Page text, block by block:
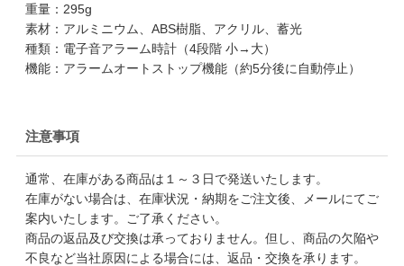
重量：295g
素材：アルミニウム、ABS樹脂、アクリル、蓄光
種類：電子音アラーム時計（4段階 小→大）
機能：アラームオートストップ機能（約5分後に自動停止）
注意事項
通常、在庫がある商品は１～３日で発送いたします。
在庫がない場合は、在庫状況・納期をご注文後、メールにてご
案内いたします。ご了承ください。
商品の返品及び交換は承っておりません。但し、商品の欠陥や
不良など当社原因による場合には、返品・交換を承ります。